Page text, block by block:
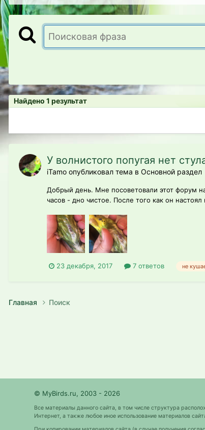
Найдено 1 результат
У волнистого попугая нет
iTamo опубликовал тема в Основной раздел
Добрый день. Мне посоветовали этот форум
часов - дно чистое. После того как он
23 декабря, 2017 7 ответов не
Главная Поиск
© MyBirds.ru, 2003 - 2026
Все материалы данного сайта, в том числе структура
Интернет, а также любое иное использование материалов